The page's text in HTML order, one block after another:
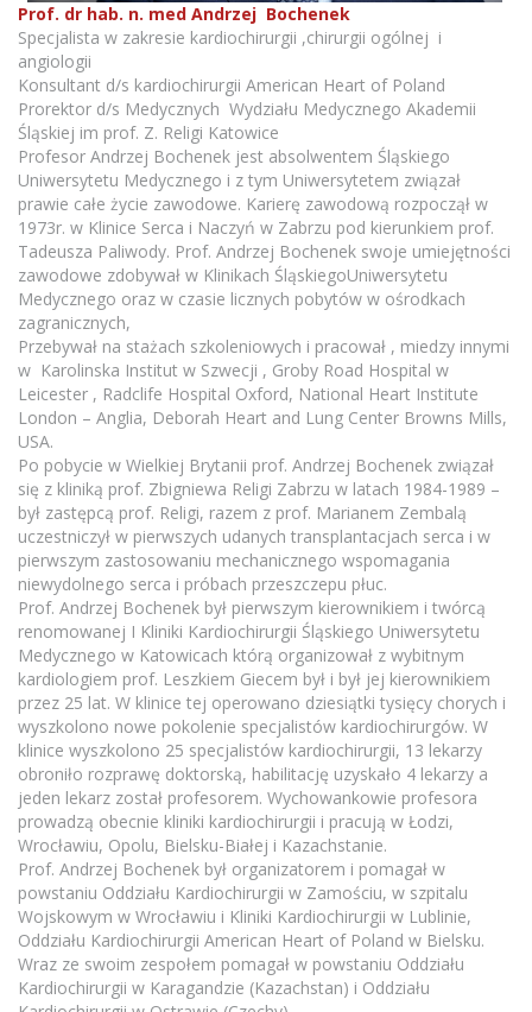
Prof. dr hab. n. med Andrzej Bochenek
Specjalista w zakresie kardiochirurgii ,chirurgii ogólnej i
angiologii
Konsultant d/s kardiochirurgii American Heart of Poland
Prorektor d/s Medycznych Wydziału Medycznego Akademii
Śląskiej im prof. Z. Religi Katowice
Profesor Andrzej Bochenek jest absolwentem Śląskiego
Uniwersytetu Medycznego i z tym Uniwersytetem związał
prawie całe życie zawodowe. Karierę zawodową rozpoczął w
1973r. w Klinice Serca i Naczyń w Zabrzu pod kierunkiem prof.
Tadeusza Paliwody. Prof. Andrzej Bochenek swoje umiejętności
zawodowe zdobywał w Klinikach ŚląskiegoUniwersytetu
Medycznego oraz w czasie licznych pobytów w ośrodkach
zagranicznych,
Przebywał na stażach szkoleniowych i pracował , miedzy innymi
w Karolinska Institut w Szwecji , Groby Road Hospital w
Leicester , Radclife Hospital Oxford, National Heart Institute
London – Anglia, Deborah Heart and Lung Center Browns Mills,
USA.
Po pobycie w Wielkiej Brytanii prof. Andrzej Bochenek związał
się z kliniką prof. Zbigniewa Religi Zabrzu w latach 1984-1989 –
był zastępcą prof. Religi, razem z prof. Marianem Zembalą
uczestniczył w pierwszych udanych transplantacjach serca i w
pierwszym zastosowaniu mechanicznego wspomagania
niewydolnego serca i próbach przeszczepu płuc.
Prof. Andrzej Bochenek był pierwszym kierownikiem i twórcą
renomowanej I Kliniki Kardiochirurgii Śląskiego Uniwersytetu
Medycznego w Katowicach którą organizował z wybitnym
kardiologiem prof. Leszkiem Giecem był i był jej kierownikiem
przez 25 lat. W klinice tej operowano dziesiątki tysięcy chorych i
wyszkolono nowe pokolenie specjalistów kardiochirurgów. W
klinice wyszkolono 25 specjalistów kardiochirurgii, 13 lekarzy
obroniło rozprawę doktorską, habilitację uzyskało 4 lekarzy a
jeden lekarz został profesorem. Wychowankowie profesora
prowadzą obecnie kliniki kardiochirurgii i pracują w Łodzi,
Wrocławiu, Opolu, Bielsku-Białej i Kazachstanie.
Prof. Andrzej Bochenek był organizatorem i pomagał w
powstaniu Oddziału Kardiochirurgii w Zamościu, w szpitalu
Wojskowym w Wrocławiu i Kliniki Kardiochirurgii w Lublinie,
Oddziału Kardiochirurgii American Heart of Poland w Bielsku.
Wraz ze swoim zespołem pomagał w powstaniu Oddziału
Kardiochirurgii w Karagandzie (Kazachstan) i Oddziału